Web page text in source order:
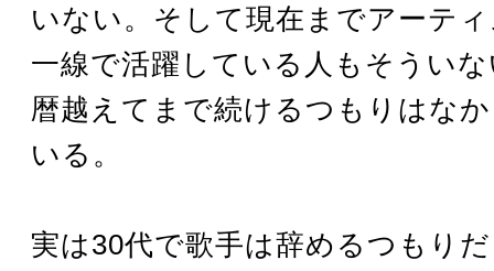
いない。そして現在までアーテ
一線で活躍している人もそうい
暦越えてまで続けるつもりはな
いる。
実は30代で歌手は辞めるつもり